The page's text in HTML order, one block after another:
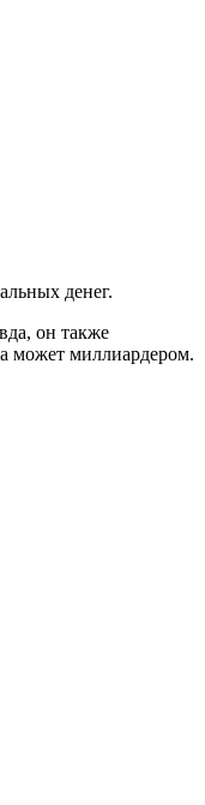
денег.
он также
может миллиардером.